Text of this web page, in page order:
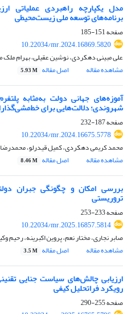
مدل یکپارچه راهبردی عملیاتی
برنامه‌های توسعه ملی زیست‌محیطی
صفحه151-185
10.22034/mr.2024.16869.5820
علی مبینی دهکردی، نوشین عقیلی، بهرام
مشاهده مقاله
اصل مقاله 5.93 M
آموزه‌های جهانی دولت به‌مثابه
شهروندی؛ دلالت‌هایی برای
صفحه187-232
10.22034/mr.2024.16675.5778
محمد کریمی دهکردی، کمیل قیدرلو،
مشاهده مقاله
اصل مقاله 8.46 M
بررسی امکان و چگونگی جبران
تروریستی
صفحه233-253
10.22034/mr.2025.16857.5814
صابر نجاری، مختار نعم، پروین اکبرینه، رحیم
مشاهده مقاله
اصل مقاله 3.5 M
ارزیابی چالش‌‌‌‌های سیاست جنایی
رویکرد فراتحلیل کیفی
صفحه255-290